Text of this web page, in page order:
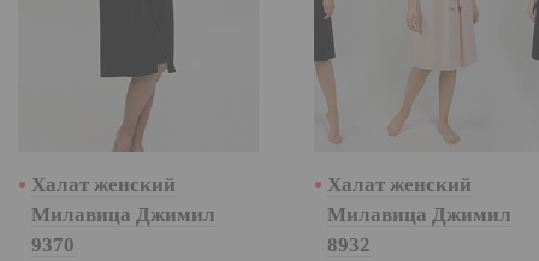
Халат женский
Милавица Джимил
9370
Халат женский
Милавица Джимил
8932